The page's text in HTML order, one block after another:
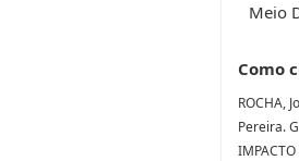
Meio
Como
ROCHA,
Pereira.